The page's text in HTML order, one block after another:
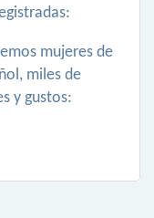
mujeres de
miles de
y gustos: